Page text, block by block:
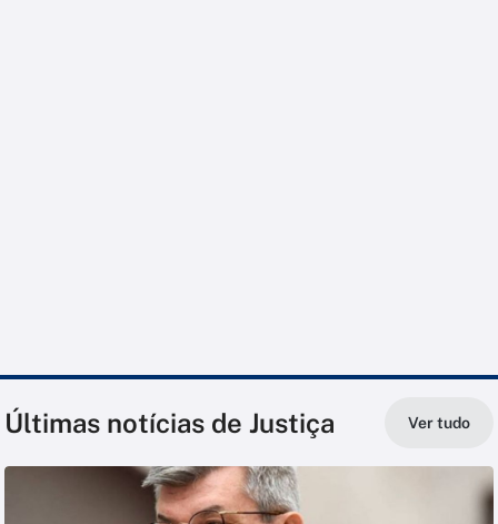
Últimas notícias de Justiça Ver tudo